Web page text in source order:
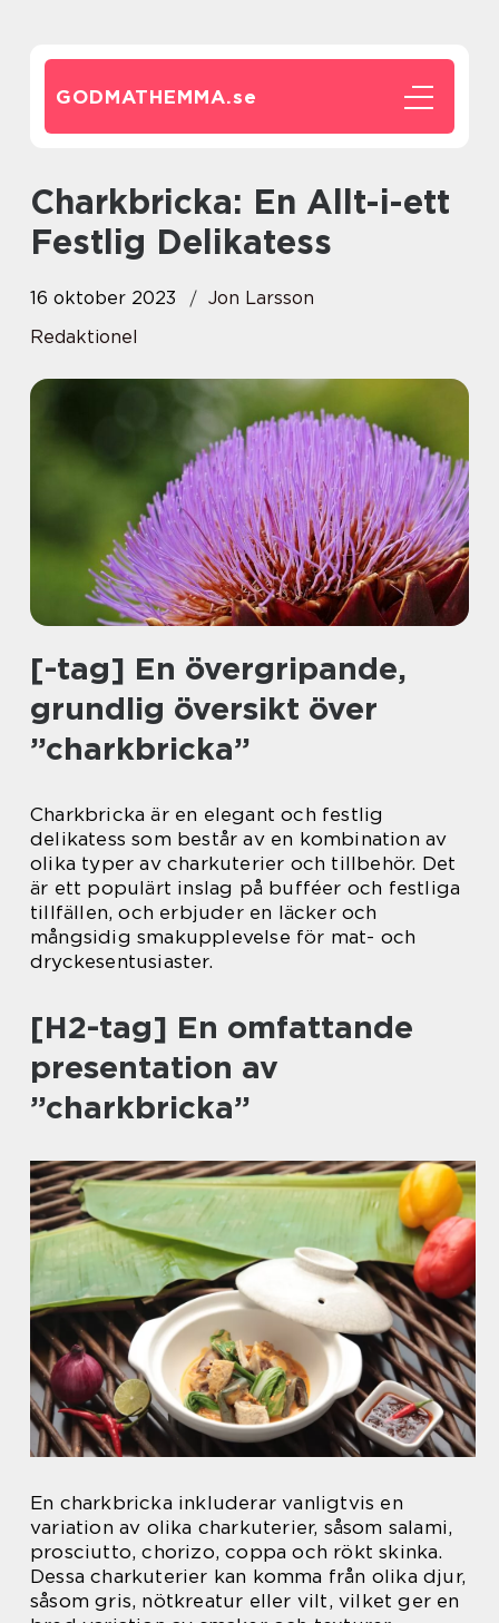
GODMATHEMMA.se
Charkbricka: En Allt-i-ett
Festlig Delikatess
16 oktober 2023
Jon Larsson
Redaktionel
[-tag] En övergripande,
grundlig översikt över
”charkbricka”
Charkbricka är en elegant och festlig
delikatess som består av en kombination av
olika typer av charkuterier och tillbehör. Det
är ett populärt inslag på bufféer och festliga
tillfällen, och erbjuder en läcker och
mångsidig smakupplevelse för mat- och
dryckesentusiaster.
[H2-tag] En omfattande
presentation av
”charkbricka”
En charkbricka inkluderar vanligtvis en
variation av olika charkuterier, såsom salami,
prosciutto, chorizo, coppa och rökt skinka.
Dessa charkuterier kan komma från olika djur,
såsom gris, nötkreatur eller vilt, vilket ger en